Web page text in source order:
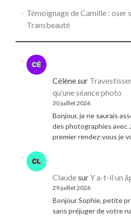
Témoignage de Camille : oser
Transbeauté
Célènesur
qu’une séance photo
30 juillet 2026
Bonjour, je ne saurais
des photographies avec
premier rendez-vous je
ClaudesurY a-t-il un
29 juillet 2026
Bonjour Sophie, petite
sans préjuger de votre